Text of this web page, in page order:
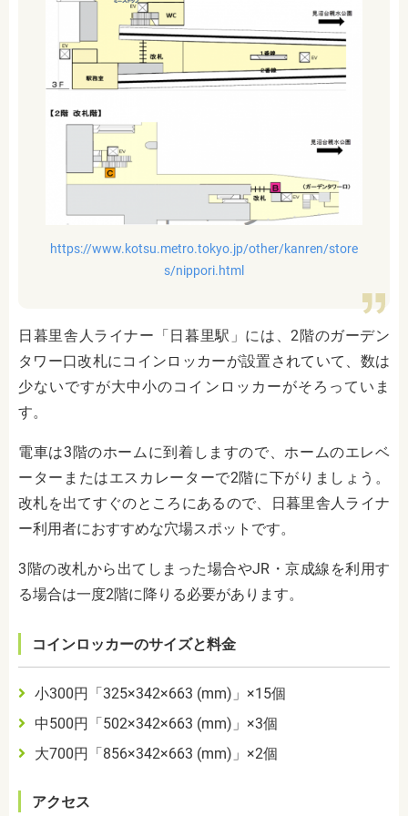
https://www.kotsu.metro.tokyo.jp/other/kanren/store
s/nippori.html
日暮里舎人ライナー「日暮里駅」には、2階のガーデン
タワー口改札にコインロッカーが設置されていて、数は
少ないですが大中小のコインロッカーがそろっていま
す。
電車は3階のホームに到着しますので、ホームのエレベ
ーターまたはエスカレーターで2階に下がりましょう。
改札を出てすぐのところにあるので、日暮里舎人ライナ
ー利用者におすすめな穴場スポットです。
3階の改札から出てしまった場合やJR・京成線を利用す
る場合は一度2階に降りる必要があります。
コインロッカーのサイズと料金
小300円「 325×342×663 (mm) 」×15個
中500円「 502×342×663 (mm) 」×3個
大700円「 856×342×663 (mm) 」×2個
アクセス